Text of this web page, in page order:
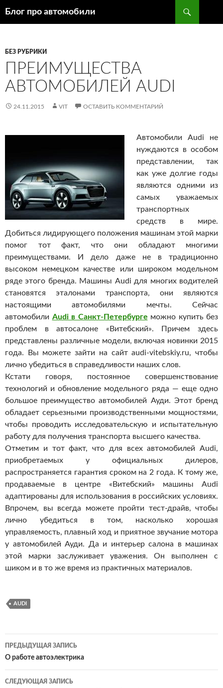
Блог про автомобили
БЕЗ РУБРИКИ
ПРЕИМУЩЕСТВА
АВТОМОБИЛЕЙ AUDI
24.11.2015 VIT ОСТАВИТЬ КОММЕНТАРИЙ
Автомобили Audi не
нуждаются в особом
представлении, так
как уже долгие годы
являются одними из
самых уважаемых
транспортных
средств в мире.
Добиться лидирующего положения машинам этой марки
помог тот факт, что они обладают многими
преимуществами. И дело даже не в традиционно
высоком немецком качестве или широком модельном
ряде этого бренда. Машины Audi для многих водителей
становятся эталонами транспорта, они являются
настоящими автомобилями мечты. Сейчас
автомобили Audi в Санкт-Петербурге можно купить без
проблем в автосалоне «Витебский». Причем здесь
представлены различные модели, включая новинки 2015
года. Вы можете зайти на сайт audi-vitebskiy.ru, чтобы
лично убедиться в справедливости наших слов.
Кстати говоря, постоянное совершенствование
технологий и обновление модельного ряда — еще одно
большое преимущество автомобилей Ауди. Этот бренд
обладает серьезными производственными мощностями,
чтобы проводить исследовательскую и испытательную
работу для получения транспорта высшего качества.
Отметим и тот факт, что для всех автомобилей Audi,
приобретаемых у официальных дилеров,
распространяется гарантия сроком на 2 года. К тому же,
продаваемые в центре «Витебский» машины Audi
адаптированы для использования в российских условиях.
Впрочем, вы всегда можете пройти тест-драйв, чтобы
лично убедиться в том, насколько хорошая
управляемость, плавный ход и приятное звучание мотора
у автомобилей Ауди. Да и интерьер салона в машинах
этой марки заслуживает уважения. Он выполнен с
шиком и в то же время из практичных материалов.
AUDI
Навигация
по
ПРЕДЫДУЩАЯ ЗАПИСЬ
О работе автоэлектрика
СЛЕДУЮЩАЯ ЗАПИСЬ